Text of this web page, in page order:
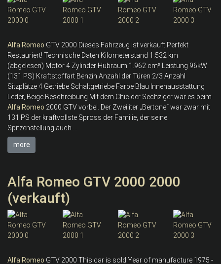
Alfa Romeo GTV 2000 Dieses Fahrzeug ist verkauft Perfekt
Restauriert! Technische Daten Kilometerstand 1.532 km
(abgelesen) Motor 4 Zylinder Hubraum 1.962 cm³ Leistung 96kW
(131 PS) Kraftstoffart Benzin Anzahl der Türen 2/3 Anzahl
Sitzplätze 4 Getriebe Schaltgetriebe Farbe Blau Innenausstattung
Leder, Beige Beschreibung Mit dem Chic der Sechziger war es beim
Alfa Romeo 2000 GTV vorbei. Der Zweiliter „Bertone“ war zwar mit
131 PS der kraftvollste Spross der Familie, der seine
Spitzenstellung auch ...
more
Alfa Romeo GTV 2000 2000
(verkauft)
Alfa Romeo GTV 2000 This car is sold Year of manufacture 1975 -